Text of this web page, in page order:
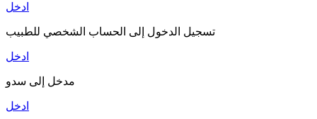
ادخل
تسجيل الدخول إلى الحساب الشخصي للطبيب
ادخل
مدخل إلى سدو
ادخل